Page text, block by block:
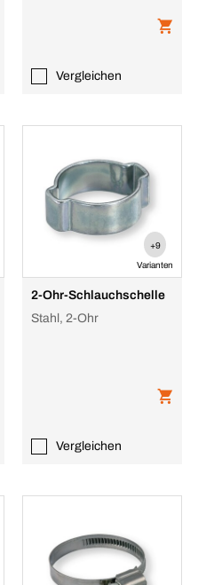
Vergleichen
+9
Varianten
2-Ohr-Schlauchschelle
Stahl, 2-Ohr
Vergleichen